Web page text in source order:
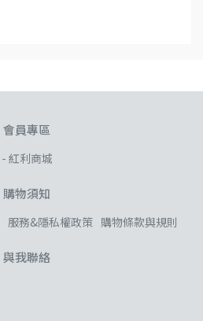
會員專區
紅利商城
購物須知
服務&隱私權政策 購物條款與規則
與我聯絡